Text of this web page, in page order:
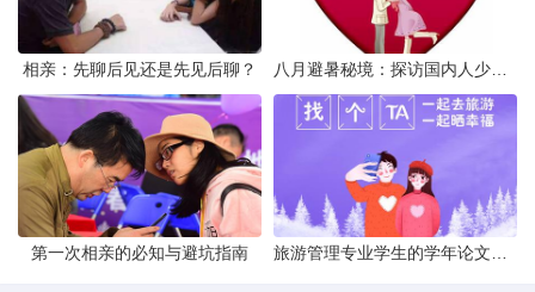
相亲：先聊后见还是先见后聊？
第一次相亲的必知与避坑指南